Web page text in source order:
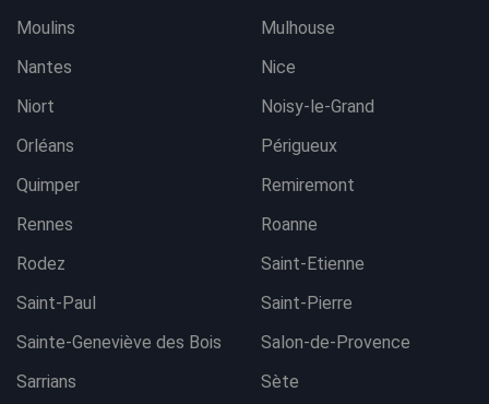
Moulins
Mulhouse
Nantes
Nice
Niort
Noisy-le-Grand
Orléans
Périgueux
Quimper
Remiremont
Rennes
Roanne
Rodez
Saint-Etienne
Saint-Paul
Saint-Pierre
Sainte-Geneviève des Bois
Salon-de-Provence
Sarrians
Sète